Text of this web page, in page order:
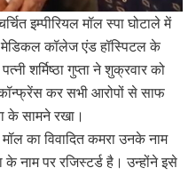
इम्पीरियल मॉल स्पा घोटाले में
कॉलेज एंड हॉस्पिटल के
शर्मिष्ठा गुप्ता ने शुक्रवार को
कर सभी आरोपों से साफ
के सामने रखा।
का विवादित कमरा उनके नाम
के नाम पर रजिस्टर्ड है। उन्होंने इसे